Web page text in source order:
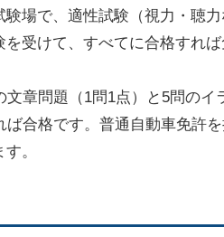
験場で、適性試験（視力・聴
受けて、すべてに合格すれば
文章問題（1問1点）と5問の
ば合格です。普通自動車免許
。